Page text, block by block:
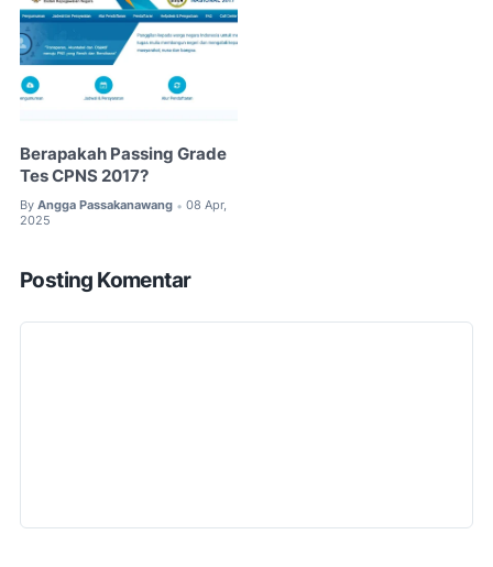
Berapakah Passing Grade
Tes CPNS 2017?
By Angga Passakanawang • 08 Apr,
2025
Posting Komentar